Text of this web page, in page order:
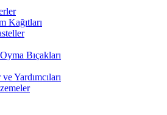
Kağıtları
Bıçakları
Yardımcıları